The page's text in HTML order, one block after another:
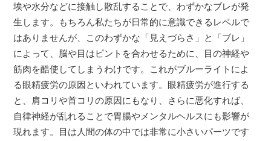
埃や水分などに接触し散乱することで、わずかなブレが発
生します。もちろん私たちが日常的に意識できるレベルで
はありませんが、このわずかな「見えづらさ」と「ブレ」
によって、脳や目はピントを合わせるために、目の神経や
筋肉を酷使してしまうわけです。これがブルーライトによ
る眼精疲労の原因といわれています。眼精疲労が進行する
と、肩コリや首コリの原因にもなり、さらに悪化すれば、
自律神経が乱れることで胃腸やメンタルヘルスにも影響が
現れます。目は人間の体の中では非常に小さいパーツです